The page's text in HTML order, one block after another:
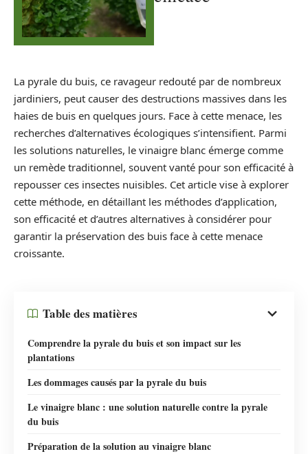
La pyrale du buis, ce ravageur redouté par de nombreux
jardiniers, peut causer des destructions massives dans les
haies de buis en quelques jours. Face à cette menace, les
recherches d’alternatives écologiques s’intensifient. Parmi
les solutions naturelles, le vinaigre blanc émerge comme
un remède traditionnel, souvent vanté pour son efficacité à
repousser ces insectes nuisibles. Cet article vise à explorer
cette méthode, en détaillant les méthodes d’application,
son efficacité et d’autres alternatives à considérer pour
garantir la préservation des buis face à cette menace
croissante.
Table des matières
Comprendre la pyrale du buis et son impact sur les
plantations
Les dommages causés par la pyrale du buis
Le vinaigre blanc : une solution naturelle contre la pyrale
du buis
Préparation de la solution au vinaigre blanc